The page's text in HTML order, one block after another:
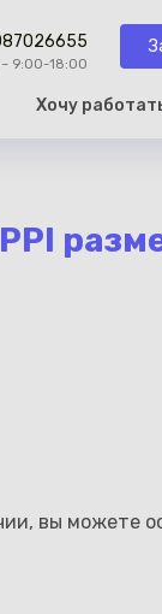
– 9:00-18:00
Хочу
вы можете